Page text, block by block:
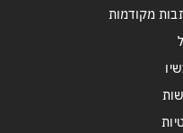
מקודמות